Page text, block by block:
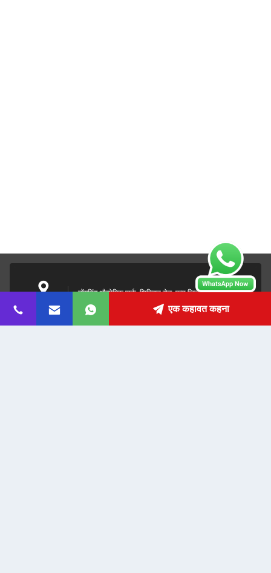
डोंगयिंग औद्योगिक पार्क, शिक्सिन रोड, पन्यू जिला, ग्वांगडोंग, चीन
एक कहावत कहना